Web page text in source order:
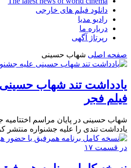
دانلود فیلم های خارجی
رادیو مدیا
درباره ما
رپرتاژ آگهی
صفحه اصلی شهاب حسینی
یادداشت تند شهاب
فیلم فجر
شهاب حسینی در پایان مراسم اختتامیه
یادداشت تندی را علیه جشنواره منتشر